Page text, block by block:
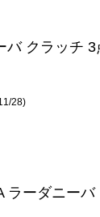
バ クラッチ
28)
ラーダニー